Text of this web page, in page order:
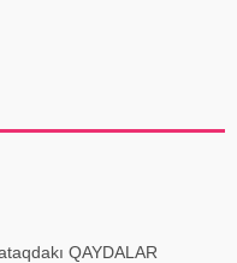
QAYDALAR